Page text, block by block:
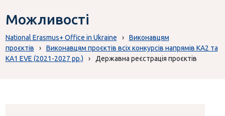
Можливості
National Erasmus+ Office in Ukraine ›
Виконавцям
проєктів
›
Виконавцям проєктів всіх конкурсів напрямів КА2 та
KA1 EVE (2021-2027 рр.)
› Державна реєстрація проєктів